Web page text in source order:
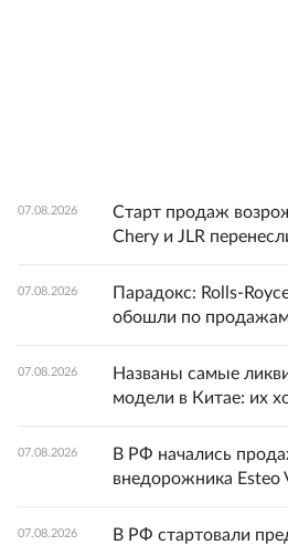
07.08.2026
Старт продаж
Chery и JLR
07.08.2026
Парадокс: Rolls-
обошли по
07.08.2026
Названы самые
модели в Китае: их
07.08.2026
В РФ начались
внедорожника Esteo
07.08.2026
В РФ стартовали